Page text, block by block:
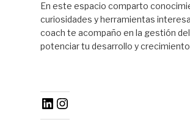
En este espacio comparto
curiosidades y herramientas
coach te acompaño en la gestión
potenciar tu desarrollo y